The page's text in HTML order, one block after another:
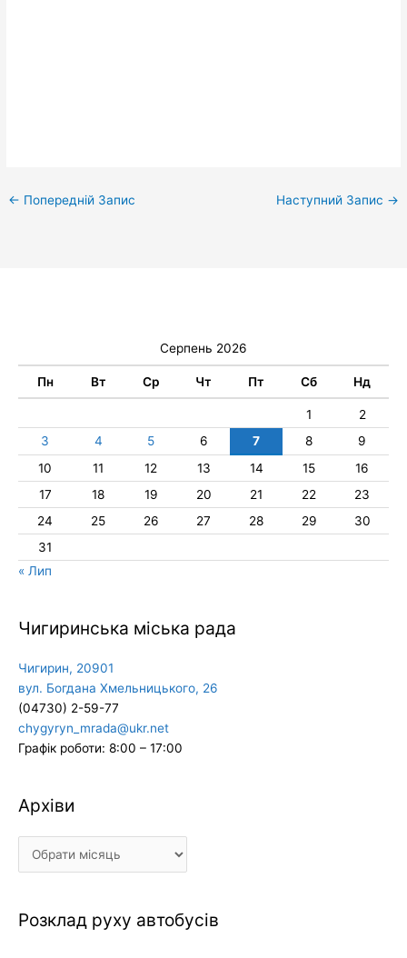
← Попередній Запис Наступний Запис →
Серпень 2026
Пн Вт Ср Чт Пт Сб Нд
1
2
3
4 5 6 7 8
9
10
11 12 13 14 15
16
17
18 19 20 21 22
23
24
25 26 27 28 29
30
31
« Лип
Чигиринська міська рада
Чигирин, 20901
вул. Богдана Хмельницького, 26
(04730) 2-59-77
chygyryn_mrada@ukr.net
Графік роботи: 8:00 – 17:00
Архіви
Архіви
Розклад руху автобусів